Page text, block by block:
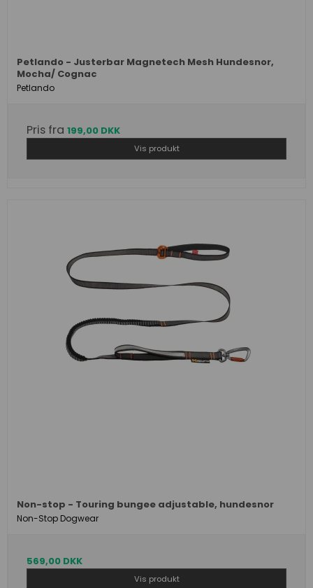
Petlando - Justerbar Magnetech Mesh Hundesnor,
Mocha/ Cognac
Petlando
Pris fra 199,00 DKK
Vis produkt
Non-stop - Touring bungee adjustable, hundesnor
Non-Stop Dogwear
569,00 DKK
Vis produkt